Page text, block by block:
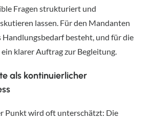
Fragen strukturiert und
lassen. Für den Mandanten
Handlungsbedarf besteht, und für die
klarer Auftrag zur Begleitung.
als kontinuierlicher
Punkt wird oft unterschätzt: Die